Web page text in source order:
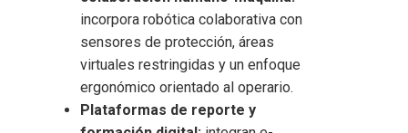
incorpora robótica colaborativa con
sensores de protección, áreas
virtuales restringidas y un enfoque
ergonómico orientado al operario.
Plataformas de reporte y